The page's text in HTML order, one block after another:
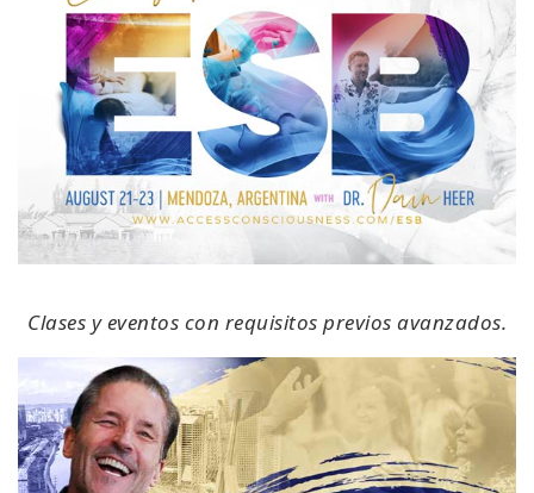
Clases y eventos con requisitos previos avanzados.